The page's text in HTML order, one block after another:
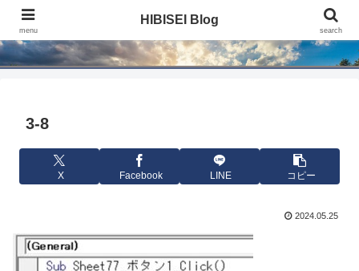
HIBISEI Blog
3-8
X Facebook LINE コピー
2024.05.25
menu
HIBISEI Blog
search